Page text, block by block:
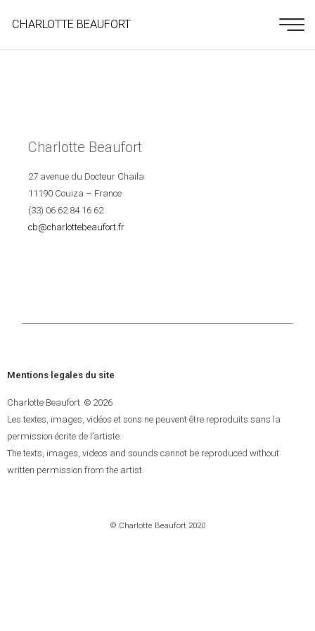
CHARLOTTE BEAUFORT
Charlotte Beaufort
27 avenue du Docteur Chaïla
11190 Couiza – France
(33) 06 62 84 16 62
cb@charlottebeaufort.fr
Mentions legales du site
Charlotte Beaufort © 2026
Les textes, images, vidéos et sons ne peuvent être reproduits sans la
permission écrite de l’artiste.
The texts, images, videos and sounds cannot be reproduced without
written permission from the artist.
© Charlotte Beaufort 2020